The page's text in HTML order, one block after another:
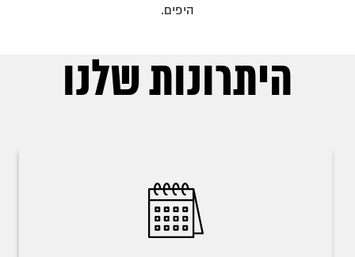
היפים.
היתרונות שלנו